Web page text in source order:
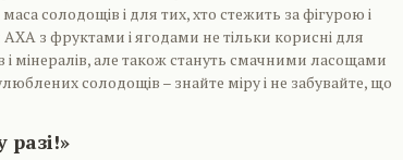
солодощів і для тих, хто стежить за фігурою і
з фруктами і ягодами не тільки корисні для
і мінералів, але також стануть смачними ласощами
солодощів – знайте міру і не забувайте, що
разі!»